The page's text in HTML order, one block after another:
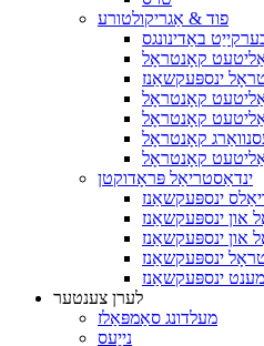
פוד & אַגריקולטורע
באַדינונגס
קאָנטראָל
ינספּעקשאַנז
קאָנטראָל
קאָנטראָל
קאָנטראָל
קאָנטראָל
ינדאַסטריאַל פּראָדוקטן
ינספּעקשאַנז
און ינספּעקשאַנז
און ינספּעקשאַנז
ינספּעקשאַנז
ינספּעקשאַנז
לערן צענטער
מעלדונג סאַמפּאַלז
נייַעס